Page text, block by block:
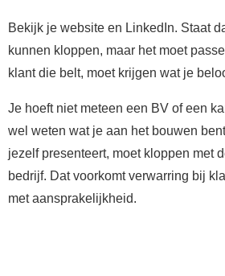
Bekijk je website en LinkedIn. Staat
kunnen kloppen, maar het moet
klant die belt, moet krijgen wat je
Je hoeft niet meteen een BV of een
wel weten wat je aan het bouwen
jezelf presenteert, moet kloppen met
bedrijf. Dat voorkomt verwarring bij
met aansprakelijkheid.